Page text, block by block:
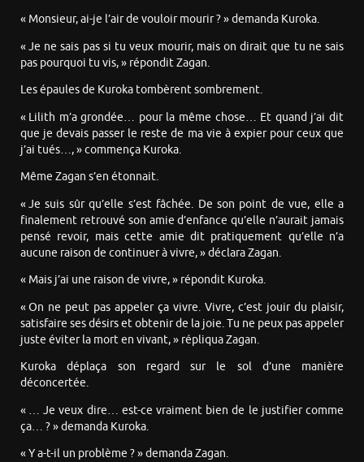
« Monsieur, ai-je l’air de vouloir mourir ? » demanda Kuroka.
« Je ne sais pas si tu veux mourir, mais on dirait que tu ne sais
pas pourquoi tu vis, » répondit Zagan.
Les épaules de Kuroka tombèrent sombrement.
« Lilith m’a grondée… pour la même chose… Et quand j’ai dit
que je devais passer le reste de ma vie à expier pour ceux que
j’ai tués…, » commença Kuroka.
Même Zagan s’en étonnait.
« Je suis sûr qu’elle s’est fâchée. De son point de vue, elle a
finalement retrouvé son amie d’enfance qu’elle n’aurait jamais
pensé revoir, mais cette amie dit pratiquement qu’elle n’a
aucune raison de continuer à vivre, » déclara Zagan.
« Mais j’ai une raison de vivre, » répondit Kuroka.
« On ne peut pas appeler ça vivre. Vivre, c’est jouir du plaisir,
satisfaire ses désirs et obtenir de la joie. Tu ne peux pas appeler
juste éviter la mort en vivant, » répliqua Zagan.
Kuroka déplaça son regard sur le sol d’une manière
déconcertée.
« … Je veux dire… est-ce vraiment bien de le justifier comme
ça… ? » demanda Kuroka.
« Y a-t-il un problème ? » demanda Zagan.